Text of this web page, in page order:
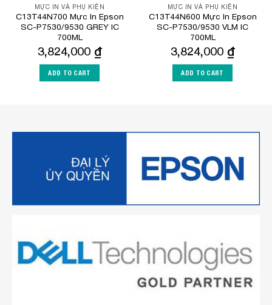
MỰC IN VÀ PHỤ KIỆN
C13T44N700 Mực In Epson
SC-P7530/9530 GREY IC
700ML
3,824,000 ₫
ADD TO CART
MỰC IN VÀ PHỤ KIỆN
C13T44N600 Mực In Epson
SC-P7530/9530 VLM IC
700ML
3,824,000 ₫
ADD TO CART